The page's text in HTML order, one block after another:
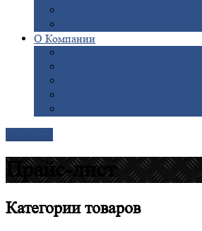
О Компании
Прайс-лист
Категориитоваров